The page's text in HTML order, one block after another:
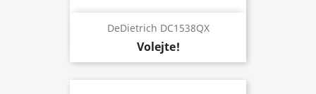
DeDietrich DC1538QX
Volejte!